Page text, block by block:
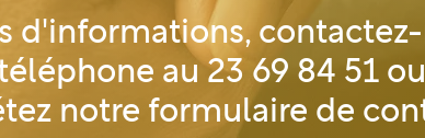
d'informations,
au23 69 84 51 ou
notre formulaire de